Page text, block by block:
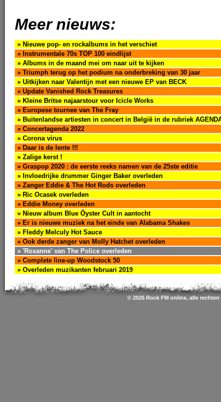
Meer nieuws:
» Nieuwe pop- en rockalbums in het verschiet
» Instrumentale 70s TOP 100 eindlijst
» Albums in de maand mei om naar uit te kijken
» Triumph terug op het podium na onderbreking van 30 jaar
» Uitkijken naar Valentijn met een nieuwe EP van BECK
» Update Vanished Rock Treasures
» Kleine Britse najaarstour voor Icicle Works
» Europese tournee van The Fray
» Buitenlandse artiesten in concert in België in de rubriek
» Concertagenda 2022
» Corona virus
» Daar is de lente !!!
» Zalige kerst !
» Graspop 2020 : de eerste reeks namen van de 25ste editie
» Invloedrijke drummer Ginger Baker overleden
» Zanger Eddie & The Hot Rods overleden
» Ric Ocasek overleden
» Eddie Money overleden
» Nieuw album Blue Öyster Cult in aantocht
» Er is nieuwe muziek na het einde van Alabama Shakes
» Fleddy Melculy Hot Sauce
» Ook derde zanger van Molly Hatchet overleden
» 'Roxanne' van The Police overleden
» Complete line-up Woodstock 50
» Overleden muzikanten februari 2019
© 2026 Rock FM online, alle